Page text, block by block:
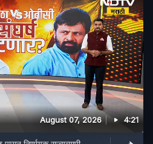
August 07, 2026 4:21